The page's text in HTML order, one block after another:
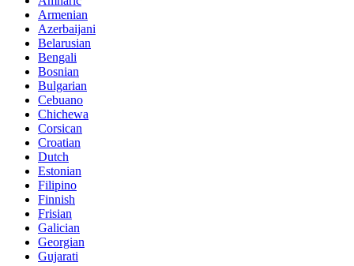
Armenian
Azerbaijani
Belarusian
Bengali
Bosnian
Bulgarian
Cebuano
Chichewa
Corsican
Croatian
Dutch
Estonian
Filipino
Finnish
Frisian
Galician
Georgian
Gujarati